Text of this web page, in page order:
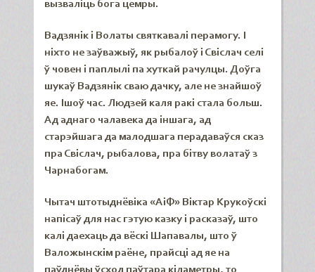
вызваліць бога цемры.
Вадзянік і Волаты святкавалі перамогу. І
ніхто не заўважыў, як рыбалоў і Свіслач селі
ў човен і паплылі па хуткай рачулцы. Доўга
шукаў Вадзянік сваю дачку, але не знайшоў
яе. Ішоў час. Людзей каля ракі стала больш.
Ад аднаго чалавека да іншага, ад
старэйшага да малодшага перадаваўся сказ
пра Свіслач, рыбалова, пра бітву волатаў з
Чарнабогам.
Чытач штотыднёвіка «АіФ» Віктар Крукоўскі
напісаў для нас гэтую казку і расказаў, што
калі даехаць да вёскі Шапавалы, што ў
Валожынскім раёне, прайсці ад яе на
паўднёвы ўсход паўтара кіламетры, то